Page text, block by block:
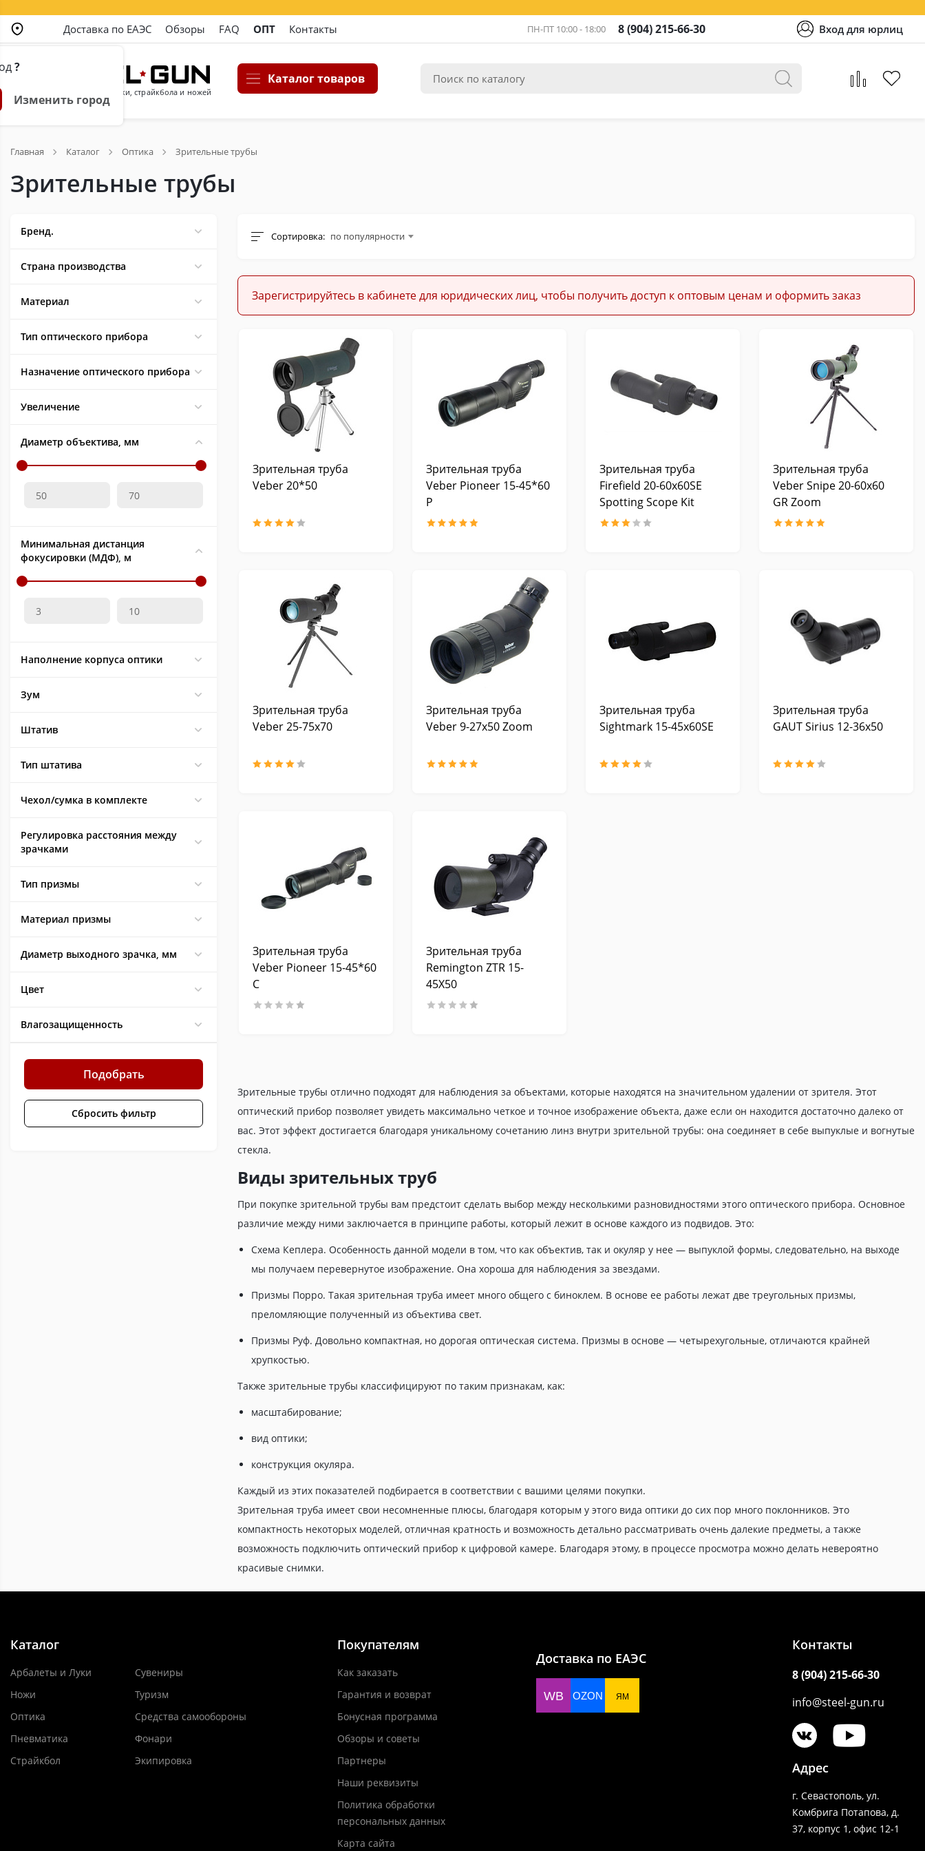
?
Изменить город
Доставка по ЕАЭС Обзоры FAQ ОПТ Контакты ПН-ПТ 10:00 - 18:00 8 (904) 215-66-30 Вход для юрлиц
Магазин пневматики, страйкбола и ножей
Каталог товаров
Главная Каталог Оптика Зрительные трубы
Зрительные трубы
Бренд.
Страна производства
Материал
Тип оптического прибора
Назначение оптического прибора
Увеличение
Диаметр объектива, мм
Минимальная дистанция
фокусировки (МДФ), м
Наполнение корпуса оптики
Зум
Штатив
Тип штатива
Чехол/сумка в комплекте
Регулировка расстояния между
зрачками
Тип призмы
Материал призмы
Диаметр выходного зрачка, мм
Цвет
Влагозащищенность
Подобрать
Сбросить фильтр
Сортировка: по популярности
Зарегистрируйтесь в кабинете для юридических лиц, чтобы получить доступ к оптовым ценам и оформить заказ
Зрительная труба
Veber 20*50
Зрительная труба
Veber Pioneer 15-45*60
Р
Зрительная труба
Firefield 20-60x60SE
Spotting Scope Kit
Зрительная труба
Veber Snipe 20-60x60
GR Zoom
Зрительная труба
Veber 25-75х70
Зрительная труба
Veber 9-27х50 Zoom
Зрительная труба
Sightmark 15-45x60SE
Зрительная труба
GAUT Sirius 12-36x50
Зрительная труба
Veber Pioneer 15-45*60
С
Зрительная труба
Remington ZTR 15-
45X50
Зрительные трубы отлично подходят для наблюдения за объектами, которые находятся на значительном удалении от зрителя. Этот
оптический прибор позволяет увидеть максимально четкое и точное изображение объекта, даже если он находится достаточно далеко от
вас. Этот эффект достигается благодаря уникальному сочетанию линз внутри зрительной трубы: она соединяет в себе выпуклые и вогнутые
стекла.
Виды зрительных труб
При покупке зрительной трубы вам предстоит сделать выбор между несколькими разновидностями этого оптического прибора. Основное
различие между ними заключается в принципе работы, который лежит в основе каждого из подвидов. Это:
Схема Кеплера. Особенность данной модели в том, что как объектив, так и окуляр у нее — выпуклой формы, следовательно, на выходе
мы получаем перевернутое изображение. Она хороша для наблюдения за звездами.
Призмы Порро. Такая зрительная труба имеет много общего с биноклем. В основе ее работы лежат две треугольных призмы,
преломляющие полученный из объектива свет.
Призмы Руф. Довольно компактная, но дорогая оптическая система. Призмы в основе — четырехугольные, отличаются крайней
хрупкостью.
Также зрительные трубы классифицируют по таким признакам, как:
масштабирование;
вид оптики;
конструкция окуляра.
Каждый из этих показателей подбирается в соответствии с вашими целями покупки.
Зрительная труба имеет свои несомненные плюсы, благодаря которым у этого вида оптики до сих пор много поклонников. Это
компактность некоторых моделей, отличная кратность и возможность детально рассматривать очень далекие предметы, а также
возможность подключить оптический прибор к цифровой камере. Благодаря этому, в процессе просмотра можно делать невероятно
красивые снимки.
Каталог
Арбалеты и Луки
Ножи
Оптика
Пневматика
Страйкбол
Сувениры
Туризм
Средства самообороны
Фонари
Экипировка
Покупателям
Как заказать
Гарантия и возврат
Бонусная программа
Обзоры и советы
Партнеры
Наши реквизиты
Политика обработки
персональных данных
Карта сайта
Доставка по ЕАЭС
WB OZON ЯМ
Контакты
8 (904) 215-66-30
info@steel-gun.ru
Адрес
г. Севастополь, ул.
Комбрига Потапова, д.
37, корпус 1, офис 12-1